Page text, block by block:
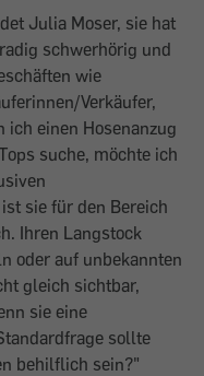
Julia Moser, sie hat
schwerhörig und
wie
Verkäufer,
ich einen ­Hosenanzug
suche, möchte ich
sie für den Bereich
Ihren Langstock
oder auf unbekannten
gleich sichtbar,
sie eine
sollte
behilflich sein?"